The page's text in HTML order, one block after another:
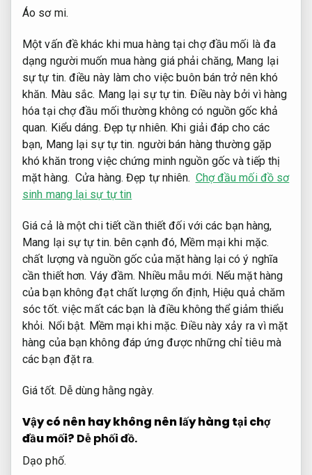
Áo sơ mi.
Một vấn đề khác khi mua hàng tại chợ đầu mối là đa
dạng người muốn mua hàng giá phải chăng, Mang lại
sự tự tin. điều này làm cho việc buôn bán trở nên khó
khăn. Màu sắc. Mang lại sự tự tin. Điều này bởi vì hàng
hóa tại chợ đầu mối thường không có nguồn gốc khả
quan. Kiểu dáng. Đẹp tự nhiên. Khi giải đáp cho các
bạn, Mang lại sự tự tin. người bán hàng thường gặp
khó khăn trong việc chứng minh nguồn gốc và tiếp thị
mặt hàng.Cửa hàng. Đẹp tự nhiên. Chợ đầu mối đồ sơ
sinh mang lại sự tự tin
Giá cả là một chi tiết cần thiết đối với các bạn hàng,
Mang lại sự tự tin. bên cạnh đó, Mềm mại khi mặc.
chất lượng và nguồn gốc của mặt hàng lại có ý nghĩa
cần thiết hơn. Váy đầm. Nhiều mẫu mới. Nếu mặt hàng
của bạn không đạt chất lượng ổn định, Hiệu quả chăm
sóc tốt. việc mất các bạn là điều không thể giảm thiểu
khỏi. Nổi bật. Mềm mại khi mặc. Điều này xảy ra vì mặt
hàng của bạn không đáp ứng được những chỉ tiêu mà
các bạn đặt ra.
Giá tốt. Dễ dùng hằng ngày.
Vậy có nên hay không nên lấy hàng tại chợ
đầu mối? Dễ phối đồ.
Dạo phố.